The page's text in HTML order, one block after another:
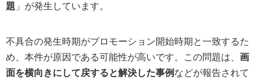
題 」が発生しています。
不具合の発生時期がプロモーション開始時期と一致するた
め、本件が原因である可能性が高いです。この問題は、 画
面を横向きにして戻すると解決した事例などが報告されて